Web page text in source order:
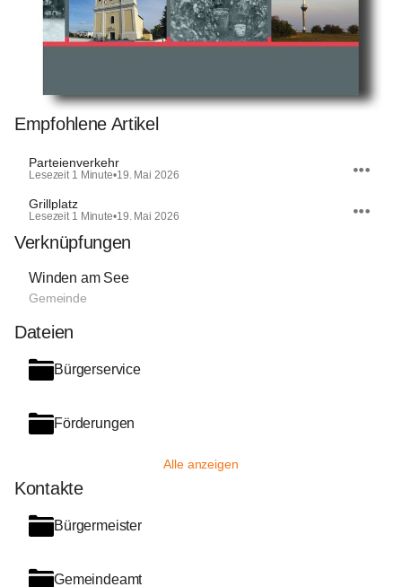
Empfohlene Artikel
Parteienverkehr
Lesezeit 1 Minute•19. Mai 2026
Grillplatz
Lesezeit 1 Minute•19. Mai 2026
Verknüpfungen
Winden am See
Gemeinde
Dateien
Bürgerservice
Förderungen
Alle anzeigen
Kontakte
Bürgermeister
Gemeindeamt